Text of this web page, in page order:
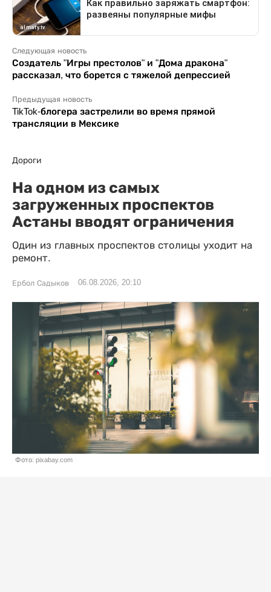
Следующая новость
Создатель "Игры престолов" и "Дома дракона"
рассказал, что борется с тяжелой депрессией
Предыдущая новость
TikTok-блогера застрелили во время прямой
трансляции в Мексике
Дороги
На одном из самых
загруженных проспектов
Астаны вводят ограничения
Один из главных проспектов столицы уходит на
ремонт.
Ербол Садыков 06.08.2026, 20:10
Фото: pixabay.com